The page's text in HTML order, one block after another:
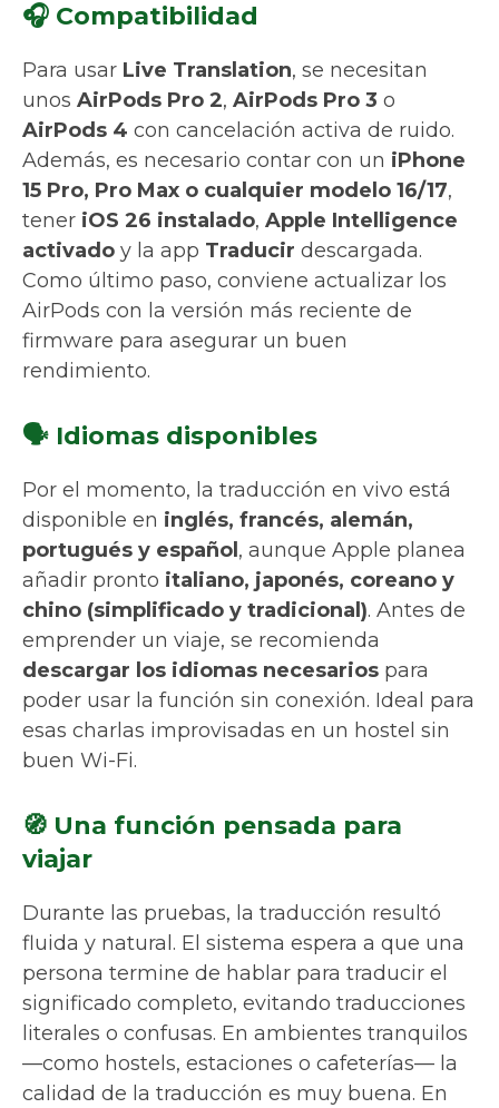
🎧 Compatibilidad
Para usar Live Translation, se necesitan
unos AirPods Pro 2, AirPods Pro 3 o
AirPods 4 con cancelación activa de ruido.
Además, es necesario contar con un iPhone
15 Pro, Pro Max o cualquier modelo 16/17,
tener iOS 26 instalado, Apple Intelligence
activado y la app Traducir descargada.
Como último paso, conviene actualizar los
AirPods con la versión más reciente de
firmware para asegurar un buen
rendimiento.
🗣️ Idiomas disponibles
Por el momento, la traducción en vivo está
disponible en inglés, francés, alemán,
portugués y español , aunque Apple planea
añadir pronto italiano, japonés, coreano y
chino (simplificado y tradicional). Antes de
emprender un viaje, se recomienda
descargar los idiomas necesarios para
poder usar la función sin conexión. Ideal para
esas charlas improvisadas en un hostel sin
buen Wi-Fi.
🧭 Una función pensada para
viajar
Durante las pruebas, la traducción resultó
fluida y natural. El sistema espera a que una
persona termine de hablar para traducir el
significado completo, evitando traducciones
literales o confusas. En ambientes tranquilos
—como hostels, estaciones o cafeterías— la
calidad de la traducción es muy buena. En